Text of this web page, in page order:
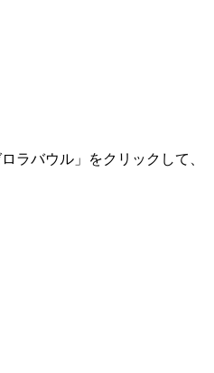
ラバウル」をクリックして、